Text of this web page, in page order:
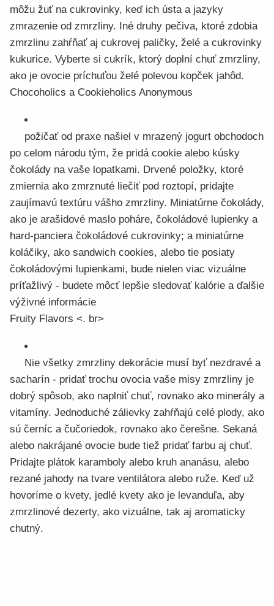
môžu žuť na cukrovinky, keď ich ústa a jazyky
zmrazenie od zmrzliny. Iné druhy pečiva, ktoré zdobia
zmrzlinu zahŕňať aj cukrovej paličky, želé a cukrovinky
kukurice. Vyberte si cukrík, ktorý doplní chuť zmrzliny,
ako je ovocie príchuťou želé polevou kopček jahôd.
Chocoholics a Cookieholics Anonymous
požičať od praxe našiel v mrazený jogurt obchodoch
po celom národu tým, že pridá cookie alebo kúsky
čokolády na vaše lopatkami. Drvené položky, ktoré
zmiernia ako zmrznuté liečiť pod roztopí, pridajte
zaujímavú textúru vášho zmrzliny. Miniatúrne čokolády,
ako je arašidové maslo poháre, čokoládové lupienky a
hard-panciera čokoládové cukrovinky; a miniatúrne
koláčiky, ako sandwich cookies, alebo tie posiaty
čokoládovými lupienkami, bude nielen viac vizuálne
príťažlivý - budete môcť lepšie sledovať kalórie a ďalšie
výživné informácie
Fruity Flavors <. br>
Nie všetky zmrzliny dekorácie musí byť nezdravé a
sacharín - pridať trochu ovocia vaše misy zmrzliny je
dobrý spôsob, ako naplniť chuť, rovnako ako minerály a
vitamíny. Jednoduché zálievky zahŕňajú celé plody, ako
sú černíc a čučoriedok, rovnako ako čerešne. Sekaná
alebo nakrájané ovocie bude tiež pridať farbu aj chuť.
Pridajte plátok karamboly alebo kruh ananásu, alebo
rezané jahody na tvare ventilátora alebo ruže. Keď už
hovoríme o kvety, jedlé kvety ako je levanduľa, aby
zmrzlinové dezerty, ako vizuálne, tak aj aromaticky
chutný.